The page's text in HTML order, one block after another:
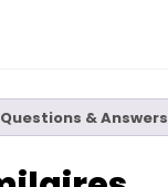
Questions & Answers